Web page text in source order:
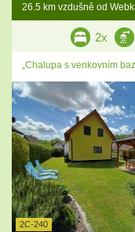
26.5 km vzdušně od
2x
„Chalupa s venkovním
2C-240